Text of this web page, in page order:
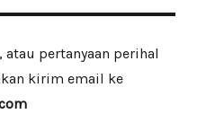
atau pertanyaan perihal
kirim email ke